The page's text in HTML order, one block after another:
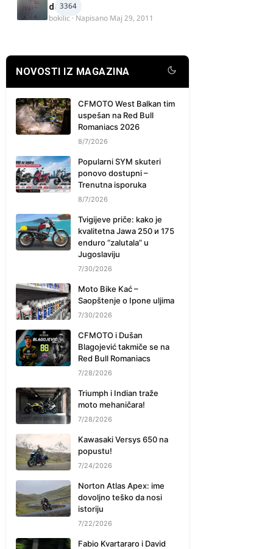
3364
delova
bokilic · Napisano Maj 29, 2011
NOVOSTI IZ MAGAZINA
CFMOTO West Balkan tim
uspešan na Red Bull
Romaniacs 2026
8/7/2026
Popularni SYM skuteri
ponovo dostupni –
Trenutna isporuka
8/7/2026
Tvigijeve priče: kako je
kvalitetna Jawa 250 и 175
enduro “zalutala” u
Jugoslaviju
7/30/2026
Moto Bike Kać –
Saopštenje o Ipone uljima
7/30/2026
CFMOTO i Dušan
Blagojević takmiče se na
Red Bull Romaniacs
7/28/2026
Triumph i Indian traže
moto mehaničara!
7/28/2026
Kawasaki Versys 650 na
popustu!
7/24/2026
Norton Atlas Apex: ime
dovoljno teško da nosi
istoriju
7/22/2026
Fabio Kvartararo i David